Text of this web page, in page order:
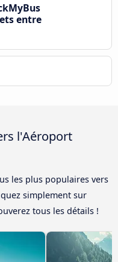
entre
l'Aéroport
les plus populaires vers
simplement sur
tous les détails !